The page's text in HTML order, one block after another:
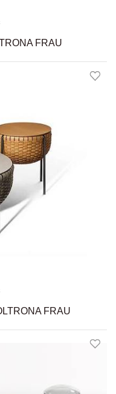
FRAU
FRAU